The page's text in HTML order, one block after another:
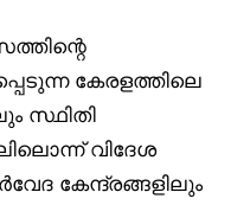
കേരളത്തിലെ
സ്ഥിതി
വിദേശ
കേന്ദ്രങ്ങളിലും